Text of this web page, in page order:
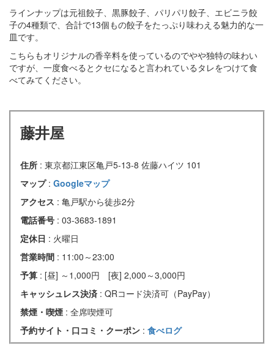
ラインナップは元祖餃子、黒豚餃子、パリパリ餃子、エビニラ餃
子の4種類で、合計で13個もの餃子をたっぷり味わえる魅力的な一
皿です。
こちらもオリジナルの香辛料を使っているのでやや独特の味わい
ですが、一度食べるとクセになると言われているタレをつけて食
べてみてください。
藤井屋
住所 : 東京都江東区亀戸5-13-8 佐藤ハイツ 101
マップ : Googleマップ
アクセス : 亀戸駅から徒歩2分
電話番号 : 03-3683-1891
定休日 : 火曜日
営業時間 : 11:00～23:00
予算 : [昼] ～1,000円 [夜] 2,000～3,000円
キャッシュレス決済 : QRコード決済可（PayPay）
禁煙・喫煙 : 全席喫煙可
予約サイト・口コミ・クーポン : 食べログ